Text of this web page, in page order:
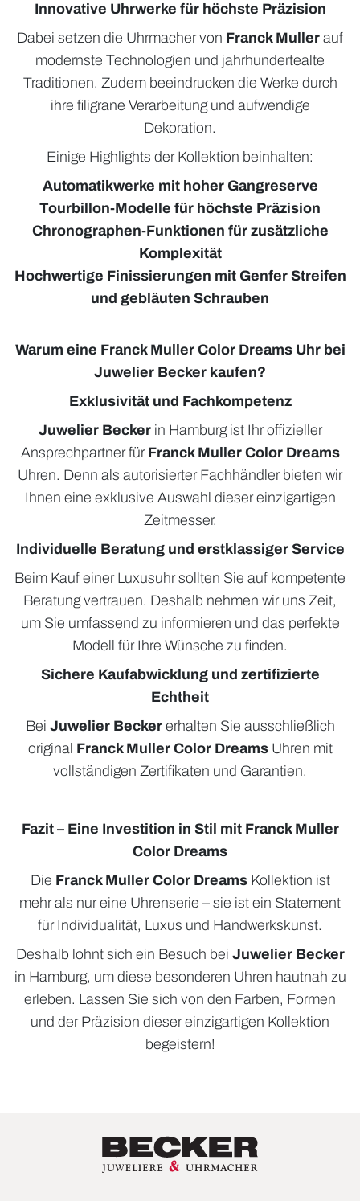
Innovative Uhrwerke für höchste Präzision
Dabei setzen die Uhrmacher von Franck Muller auf
modernste Technologien und jahrhundertealte
Traditionen. Zudem beeindrucken die Werke durch
ihre filigrane Verarbeitung und aufwendige
Dekoration.
Einige Highlights der Kollektion beinhalten:
Automatikwerke mit hoher Gangreserve
Tourbillon-Modelle für höchste Präzision
Chronographen-Funktionen für zusätzliche
Komplexität
Hochwertige Finissierungen mit Genfer Streifen
und gebläuten Schrauben
Warum eine Franck Muller Color Dreams Uhr bei
Juwelier Becker kaufen?
Exklusivität und Fachkompetenz
Juwelier Beckerin Hamburg ist Ihr offizieller
Ansprechpartner für Franck Muller Color Dreams
Uhren. Denn als autorisierter Fachhändler bieten wir
Ihnen eine exklusive Auswahl dieser einzigartigen
Zeitmesser.
Individuelle Beratung und erstklassiger Service
Beim Kauf einer Luxusuhr sollten Sie auf kompetente
Beratung vertrauen. Deshalb nehmen wir uns Zeit,
um Sie umfassend zu informieren und das perfekte
Modell für Ihre Wünsche zu finden.
Sichere Kaufabwicklung und zertifizierte
Echtheit
Bei Juwelier Beckererhalten Sie ausschließlich
original Franck Muller Color DreamsUhren mit
vollständigen Zertifikaten und Garantien.
Fazit – Eine Investition in Stil mit Franck Muller
Color Dreams
Die Franck Muller Color DreamsKollektion ist
mehr als nur eine Uhrenserie – sie ist ein Statement
für Individualität, Luxus und Handwerkskunst.
Deshalb lohnt sich ein Besuch bei Juwelier Becker
in Hamburg, um diese besonderen Uhren hautnah zu
erleben. Lassen Sie sich von den Farben, Formen
und der Präzision dieser einzigartigen Kollektion
begeistern!